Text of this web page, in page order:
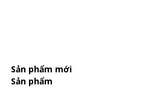
Sản phẩm mới
Sản phẩm